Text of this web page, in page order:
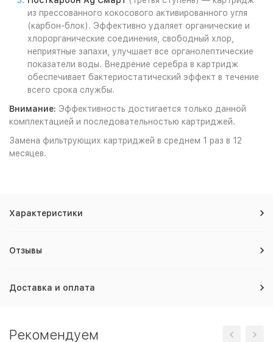
из прессованного кокосового активированного угля
(карбон-блок). Эффективно удаляет органические и
хлорорганические соединения, свободный хлор,
неприятные запахи, улучшает все органолептические
показатели воды. Внедрение серебра в картридж
обеспечивает бактериостатический эффект в течение
всего срока службы.
Внимание: Эффективность достигается только данной
комплектацией и последовательностью картриджей.
Замена фильтрующих картриджей в среднем 1 раз в 12
месяцев.
Характеристики
Отзывы
Доставка и оплата
Рекомендуем